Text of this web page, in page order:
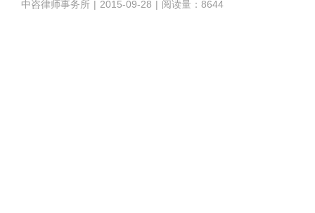
中咨律师事务所 | 2015-09-28 | 阅读量：8644